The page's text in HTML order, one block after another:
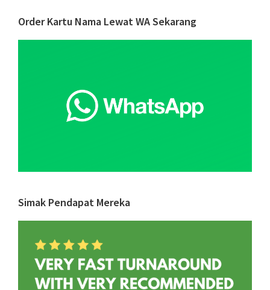
Bisnis
Primary
Sidebar
Order Kartu Nama Lewat WA Sekarang
Simak Pendapat Mereka